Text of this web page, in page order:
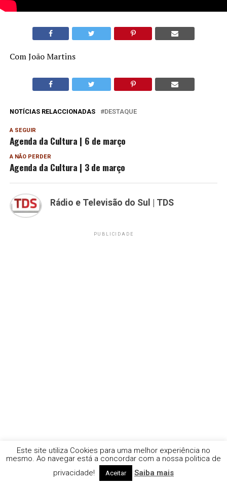
Com João Martins
NOTÍCIAS RELACCIONADAS DESTAQUE
A SEGUIR
Agenda da Cultura | 6 de março
A NÃO PERDER
Agenda da Cultura | 3 de março
Rádio e Televisão do Sul | TDS
PUBLICIDADE
Este site utiliza Cookies para uma melhor experiência no
mesmo. Ao navegar está a concordar com a nossa politica de
privacidade!
Aceitar Saiba mais